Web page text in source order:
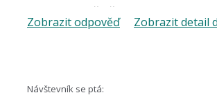
klinického vyšetření oftalmologem s
nitroočního tlaku a s posouzením
(funkční vyšetření),
Zobrazit odpověď Zobrazit detail
Návštevník se ptá: